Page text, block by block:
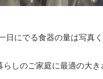
にでる食器の量は写真く
しのご家庭に最適の大き